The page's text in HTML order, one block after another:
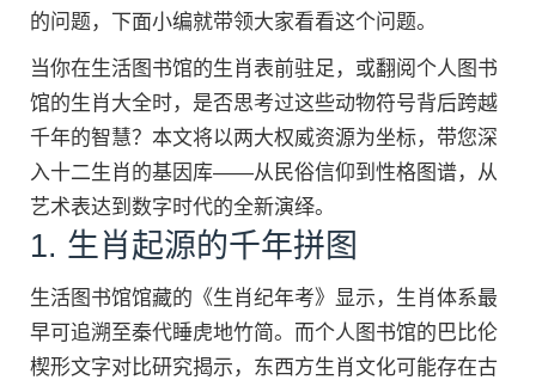
的问题，下面小编就带领大家看看这个问题。
当你在生活图书馆的生肖表前驻足，或翻阅个人图书
馆的生肖大全时，是否思考过这些动物符号背后跨越
千年的智慧？本文将以两大权威资源为坐标，带您深
入十二生肖的基因库——从民俗信仰到性格图谱，从
艺术表达到数字时代的全新演绎。
1. 生肖起源的千年拼图
生活图书馆馆藏的《生肖纪年考》显示，生肖体系最
早可追溯至秦代睡虎地竹简。而个人图书馆的巴比伦
楔形文字对比研究揭示，东西方生肖文化可能存在古